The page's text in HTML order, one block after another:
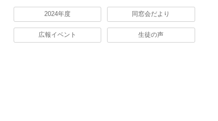
2024年度 同窓会だより
広報イベント 生徒の声